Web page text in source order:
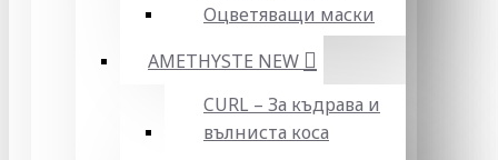
Оцветяващи маски
AMETHYSTE NEW
CURL – За къдрава и
вълниста коса